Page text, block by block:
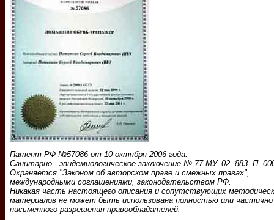
Патент РФ №57086 от 10 октября 2006 года.
Санитарно - эпидемиологическое заключение № 77.МУ. 02. 883. П.
Охраняется "Законом об авторском праве и смежных правах",
международными соглашениями, законодательством РФ.
Никакая часть настоящего описания и сопутствующих
материалов не может быть использована полностью или частично
письменного разрешения правообладателей.